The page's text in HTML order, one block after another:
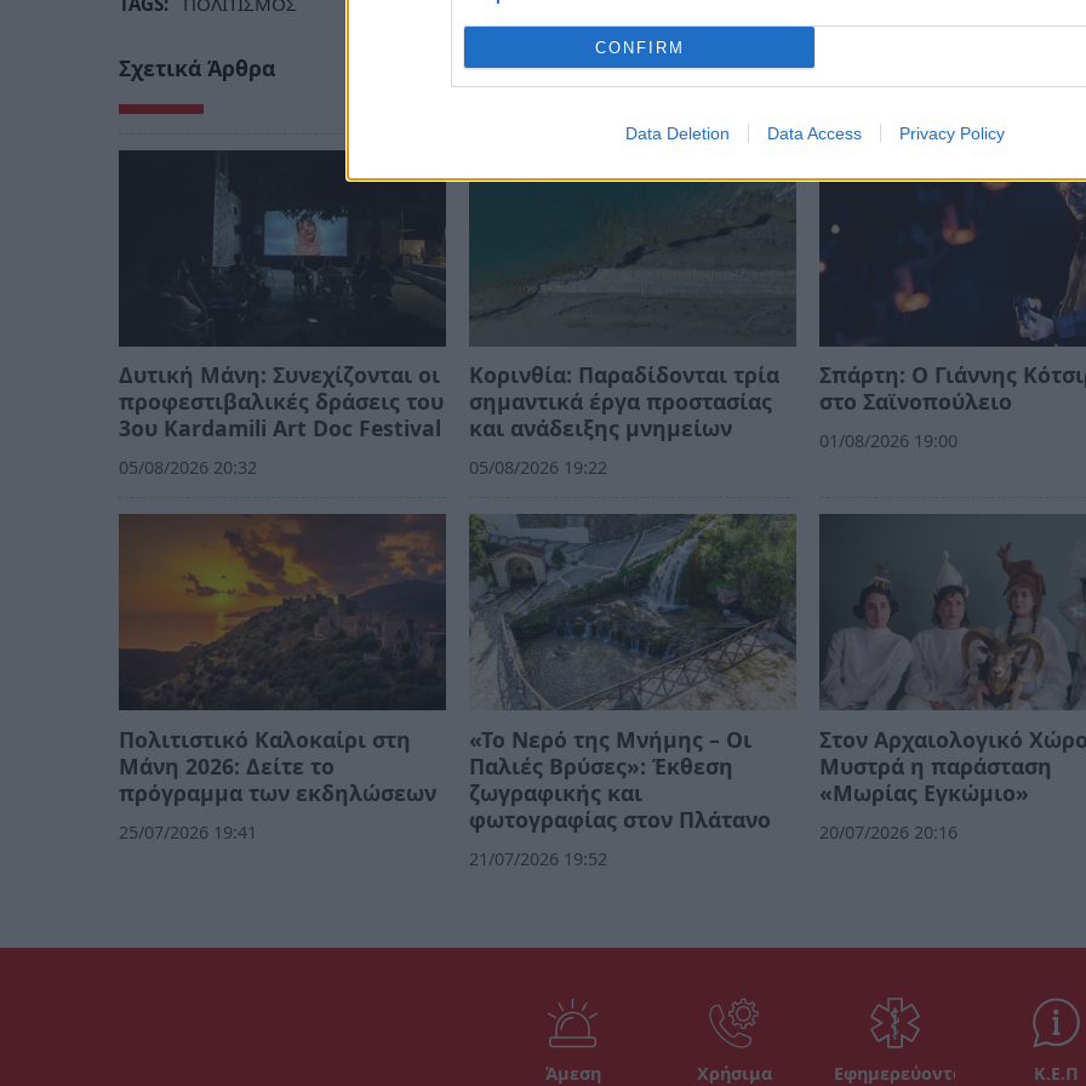
CONFIRM
Data Deletion Data Access Privacy Policy
Σχετικά Άρθρα
Δυτική Μάνη: Συνεχίζονται οι
προφεστιβαλικές δράσεις του
3ου Kardamili Art Doc Festival
05/08/2026 20:32
Κορινθία: Παραδίδονται τρία
σημαντικά έργα προστασίας
και ανάδειξης μνημείων
05/08/2026 19:22
Σπάρτη: Ο Γιάννης
στο Σαϊνοπούλειο
01/08/2026 19:00
Πολιτιστικό Καλοκαίρι στη
Μάνη 2026: Δείτε το
πρόγραμμα των εκδηλώσεων
25/07/2026 19:41
«Το Νερό της Μνήμης – Οι
Παλιές Βρύσες»: Έκθεση
ζωγραφικής και
φωτογραφίας στον Πλάτανο
21/07/2026 19:52
Στον Αρχαιολογικό
Μυστρά η παράσταση
«Μωρίας Εγκώμιο»
20/07/2026 20:16
Άμεση
Χρήσιμα
Εφημερεύοντα
Κ.Ε.Π